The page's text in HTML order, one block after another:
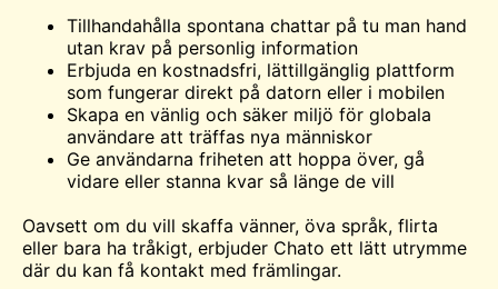
Tillhandahålla spontana chattar på tu man hand
utan krav på personlig information
Erbjuda en kostnadsfri, lättillgänglig plattform
som fungerar direkt på datorn eller i mobilen
Skapa en vänlig och säker miljö för globala
användare att träffas nya människor
Ge användarna friheten att hoppa över, gå
vidare eller stanna kvar så länge de vill
Oavsett om du vill skaffa vänner, öva språk, flirta
eller bara ha tråkigt, erbjuder Chato ett lätt utrymme
där du kan få kontakt med främlingar.